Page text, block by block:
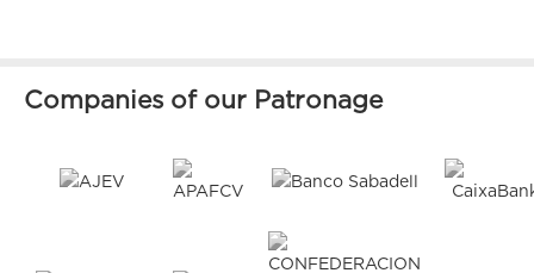
Companies of our Patronage